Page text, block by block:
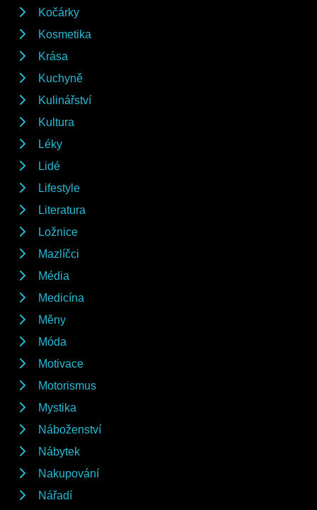
Kočárky
Kosmetika
Krása
Kuchyně
Kulinářství
Kultura
Léky
Lidé
Lifestyle
Literatura
Ložnice
Mazlíčci
Média
Medicína
Měny
Móda
Motivace
Motorismus
Mystika
Náboženství
Nábytek
Nakupování
Nářadí